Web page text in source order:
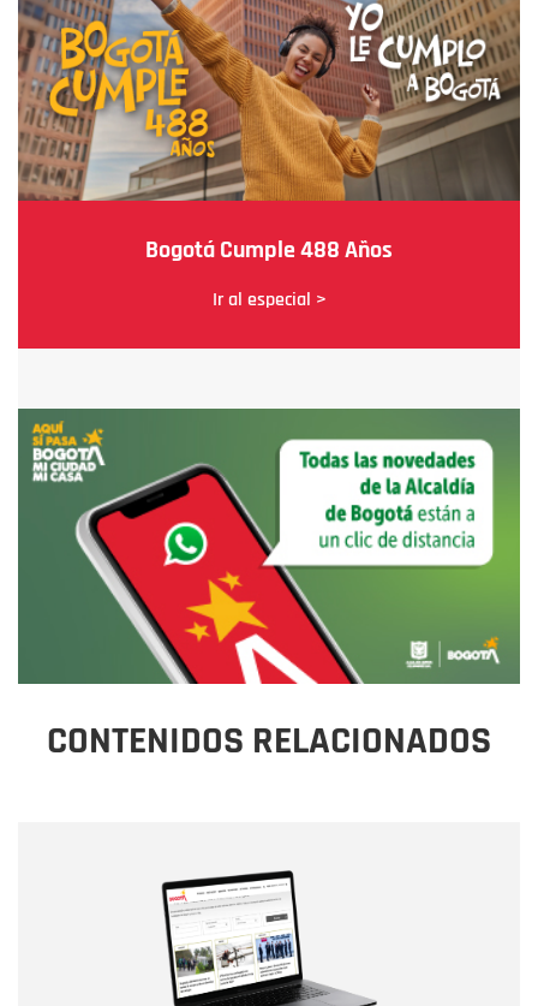
Bogotá Cumple 488 Años
Ir al especial >
CONTENIDOS RELACIONADOS
Correo electrónico